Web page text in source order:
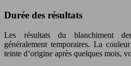
Durée des résultats
Les résultats du blanchiment
généralement temporaires. La
teinte d’origine après quelques mois,